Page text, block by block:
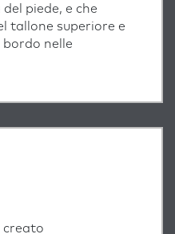
piede, e che
tallone superiore e
nelle
creato